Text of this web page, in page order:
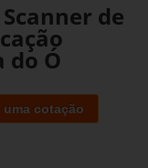
de
do Ó
uma cotação